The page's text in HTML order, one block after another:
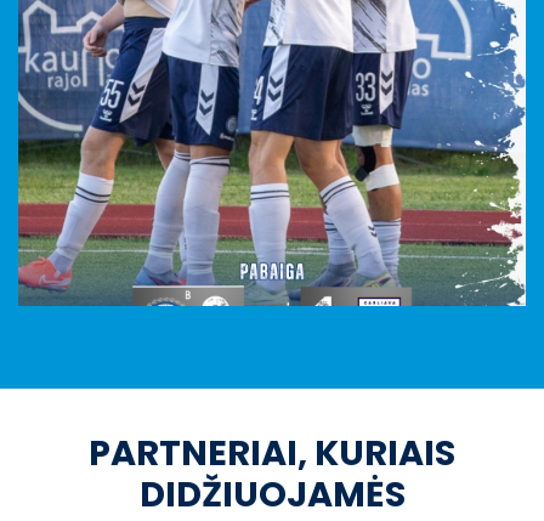
PARTNERIAI, KURIAIS
DIDŽIUOJAMĖS